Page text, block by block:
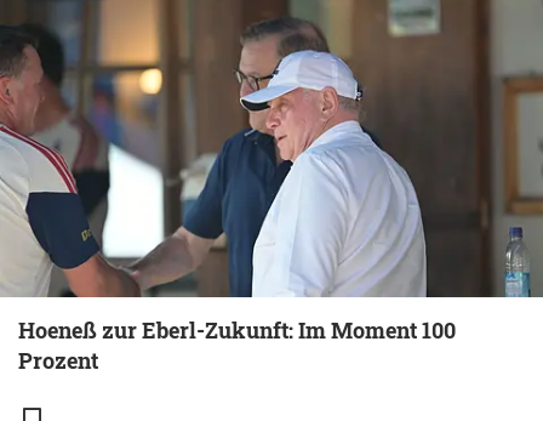
Hoeneß zur Eberl-Zukunft: Im Moment 100
Prozent